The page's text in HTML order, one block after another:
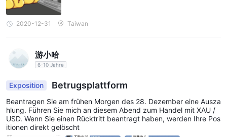
2020-12-31 Taiwan
游小哈
6-10 Jahre
Exposition Betrugsplattform
Beantragen Sie am frühen Morgen des 28. Dezember eine Ausza
hlung. Führen Sie mich an diesem Abend zum Handel mit XAU /
USD. Wenn Sie einen Rücktritt beantragt haben, werden Ihre Pos
itionen direkt gelöscht